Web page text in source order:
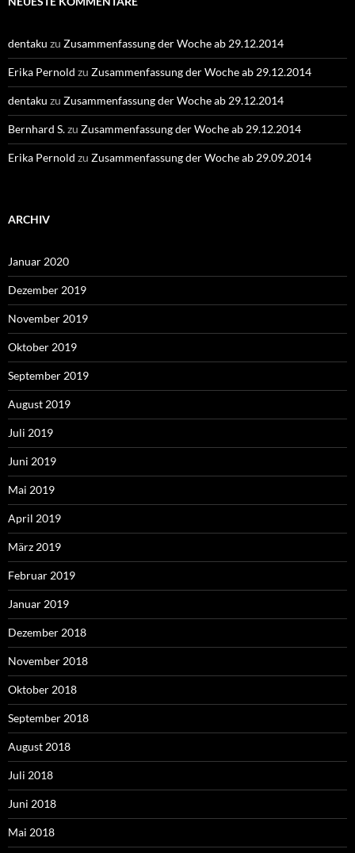
dentaku zu Zusammenfassung der Woche ab 29.12.2014
Erika Pernold zu Zusammenfassung der Woche ab 29.12.2014
dentaku zu Zusammenfassung der Woche ab 29.12.2014
Bernhard S.zu Zusammenfassung der Woche ab 29.12.2014
Erika Pernold zu Zusammenfassung der Woche ab 29.09.2014
ARCHIV
Januar 2020
Dezember 2019
November 2019
Oktober 2019
September 2019
August 2019
Juli 2019
Juni 2019
Mai 2019
April 2019
März 2019
Februar 2019
Januar 2019
Dezember 2018
November 2018
Oktober 2018
September 2018
August 2018
Juli 2018
Juni 2018
Mai 2018